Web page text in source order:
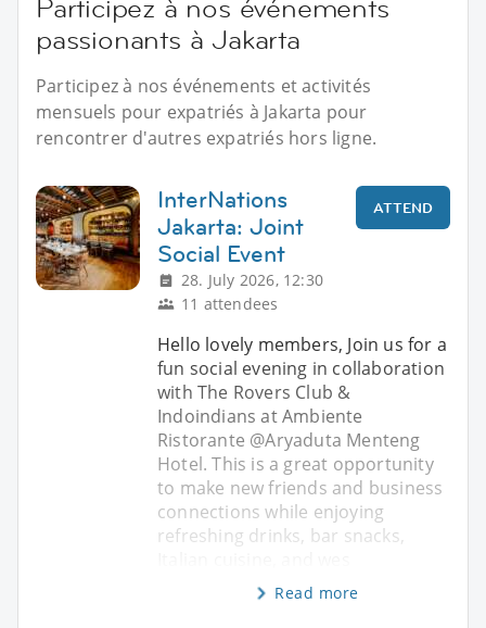
Participez à nos événements
passionants à Jakarta
Participez à nos événements et activités
mensuels pour expatriés à Jakarta pour
rencontrer d'autres expatriés hors ligne.
InterNations
Jakarta: Joint
Social Event
28. July 2026, 12:30
11 attendees
ATTEND
Hello lovely members, Join us for a
fun social evening in collaboration
with The Rovers Club &
Indoindians at Ambiente
Ristorante @Aryaduta Menteng
Hotel. This is a great opportunity
to make new friends and business
connections while enjoying
refreshing drinks, bar snacks,
Read more